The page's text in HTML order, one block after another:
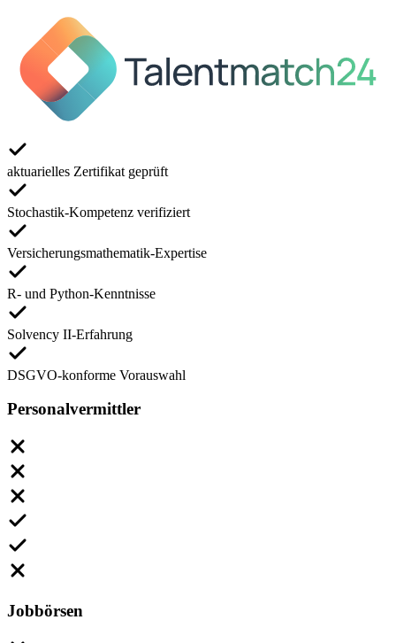
aktuarielles Zertifikat geprüft
Stochastik-Kompetenz verifiziert
Versicherungsmathematik-Expertise
R- und Python-Kenntnisse
Solvency II-Erfahrung
DSGVO-konforme Vorauswahl
Personalvermittler
Jobbörsen